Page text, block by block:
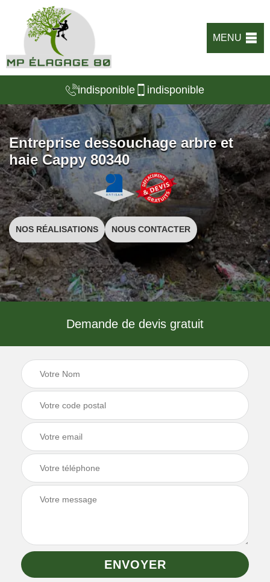
MENU
indisponible indisponible
Entreprise dessouchage arbre et
haie Cappy 80340
NOS RÉALISATIONS NOUS CONTACTER
Demande de devis gratuit